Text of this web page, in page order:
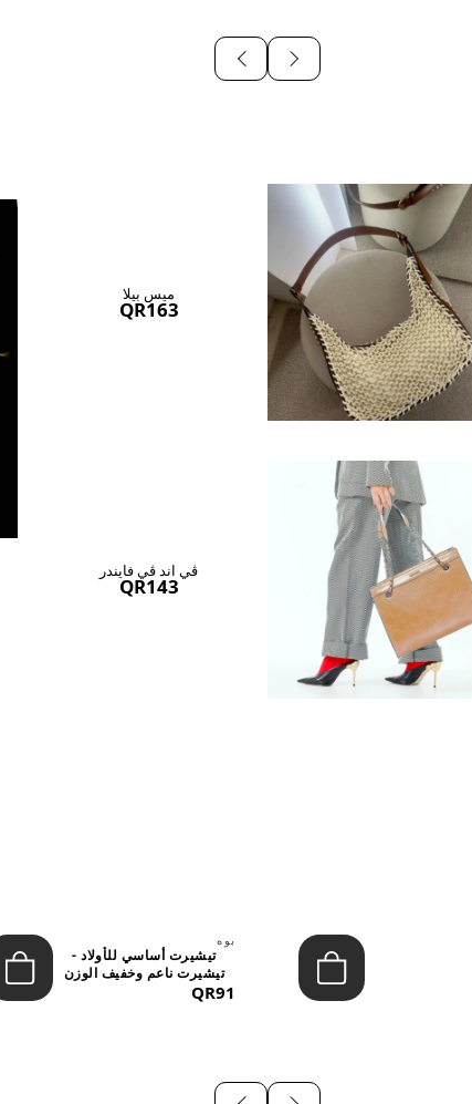
ميس بيلا
QR163
ڤي اند ڤي فايندر
QR143
بوه
تيشيرت أساسي للأولاد -
تيشيرت ناعم وخفيف الوزن
QR91